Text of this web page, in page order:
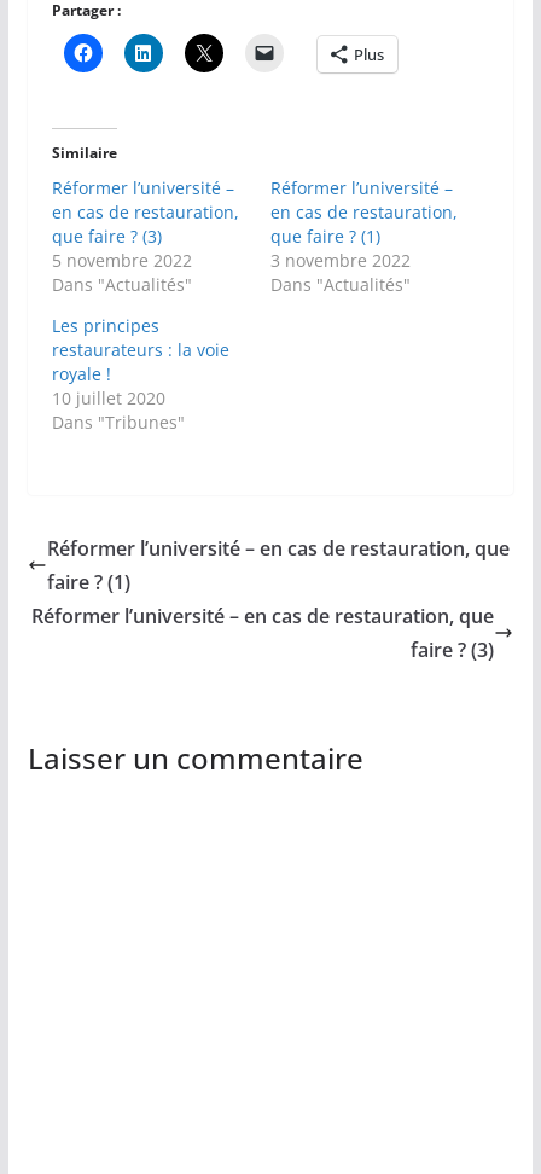
Partager :
Plus
Similaire
Réformer l’université –
en cas de restauration,
que faire ? (3)
5 novembre 2022
Dans "Actualités"
Réformer l’université –
en cas de restauration,
que faire ? (1)
3 novembre 2022
Dans "Actualités"
Les principes
restaurateurs : la voie
royale !
10 juillet 2020
Dans "Tribunes"
Réformer l’université – en cas de restauration, que
faire ? (1)
Réformer l’université – en cas de restauration, que
faire ? (3)
Laisser un commentaire